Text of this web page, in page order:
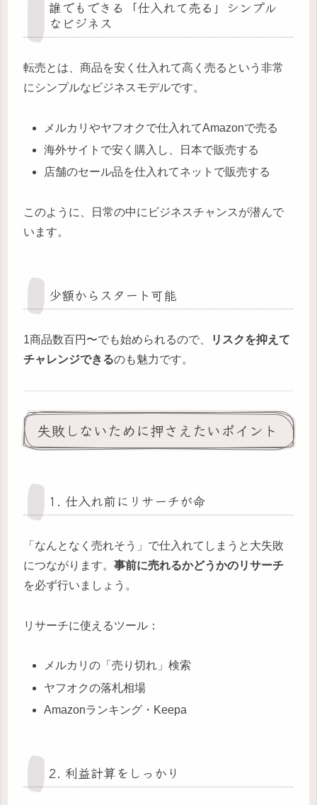
誰でもできる「仕入れて売る」シンプル
なビジネス
転売とは、商品を安く仕入れて高く売るという非常
にシンプルなビジネスモデルです。
メルカリやヤフオクで仕入れてAmazonで売る
海外サイトで安く購入し、日本で販売する
店舗のセール品を仕入れてネットで販売する
このように、日常の中にビジネスチャンスが潜んで
います。
少額からスタート可能
1商品数百円〜でも始められるので、
リスクを抑えて
チャレンジできるのも魅力です。
失敗しないために押さえたいポイント
1. 仕入れ前にリサーチが命
「なんとなく売れそう」で仕入れてしまうと大失敗
につながります。 事前に売れるかどうかのリサーチ
を必ず行いましょう。
リサーチに使えるツール：
メルカリの「売り切れ」検索
ヤフオクの落札相場
Amazonランキング・Keepa
2. 利益計算をしっかり